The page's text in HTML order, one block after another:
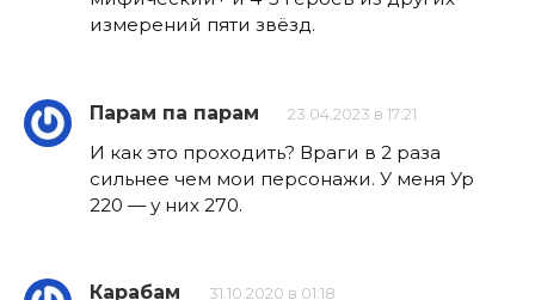
измерений пяти звёзд.
Парам па парам 23.04.2023 в 17:21
И как это проходить? Враги в 2 раза
сильнее чем мои персонажи. У меня Ур
220 — у них 270.
Карабам 31.10.2020 в 01:18